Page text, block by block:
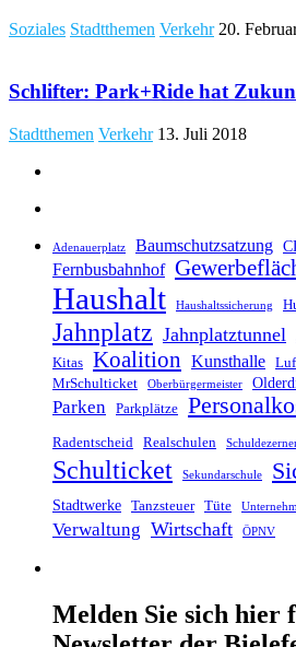
Soziales Stadtthemen Verkehr 20.
Schlifter: Park+Ride hat
Stadtthemen Verkehr 13. Juli 2018
Adenauerplatz Baumschutzsatzung
Fernbusbahnhof
Haushalt Haushaltssicherung
Jahnplatz Jahnplatztunnel
Kitas Koalition Kunsthalle
MrSchulticket
Oberbürgermeister
Parken Parkplätze
Radentscheid Realschulen
Schulticket Sekundarschule
Stadtwerke Tanzsteuer Tüte
Verwaltung Wirtschaft ÖPNV
Melden Sie sich hier